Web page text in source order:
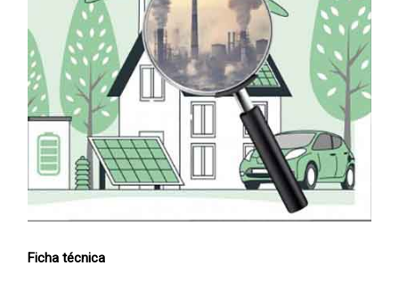
Ficha técnica